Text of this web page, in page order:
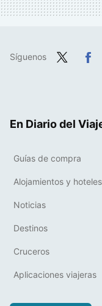
Síguenos
En Diario del
Guías de compra
Alojamientos y hoteles
Noticias
Destinos
Cruceros
Aplicaciones viajeras